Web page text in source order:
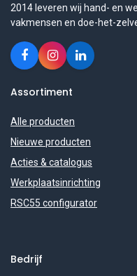
2014 leveren wij hand- en
vakmensen en doe-het-
Assortiment
Alle producten
Nieuwe producten
Acties & catalogus
Werkplaatsinrichting
RSC55 configurator
Bedrijf